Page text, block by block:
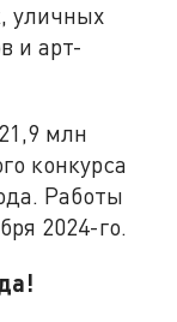
уличных
и арт-
млн
конкурса
Работы
2024-го.